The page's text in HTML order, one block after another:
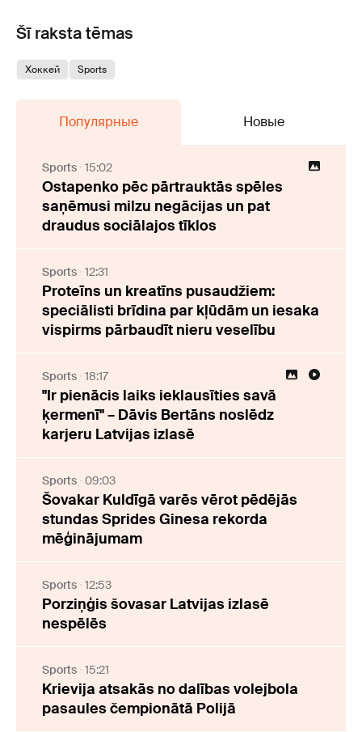
Šī raksta tēmas
Хоккей Sports
Популярные Новые
Sports 15:02
Ostapenko pēc pārtrauktās spēles
saņēmusi milzu negācijas un pat
draudus sociālajos tīklos
Sports 12:31
Proteīns un kreatīns pusaudžiem:
speciālisti brīdina par kļūdām un iesaka
vispirms pārbaudīt nieru veselību
Sports 18:17
"Ir pienācis laiks ieklausīties savā
ķermenī" – Dāvis Bertāns noslēdz
karjeru Latvijas izlasē
Sports 09:03
Šovakar Kuldīgā varēs vērot pēdējās
stundas Sprides Ginesa rekorda
mēģinājumam
Sports 12:53
Porziņģis šovasar Latvijas izlasē
nespēlēs
Sports 15:21
Krievija atsakās no dalības volejbola
pasaules čempionātā Polijā